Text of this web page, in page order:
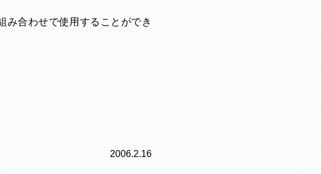
み合わせで使用することができ
2006.2.16